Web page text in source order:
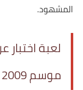
المشهود.
لعبة اختبار
موسم 2009 - 2010